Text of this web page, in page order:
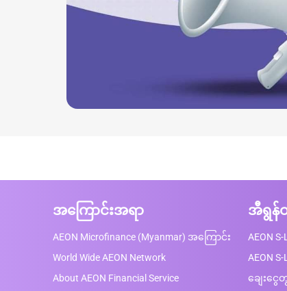
အကြောင်းအရာ
AEON Microfinance (Myanmar) အကြောင်း
World Wide AEON Network
About AEON Financial Service
အီရွန်ဝ
AEON
AEON
ချေးငွ